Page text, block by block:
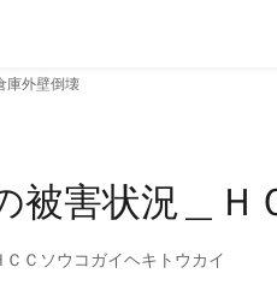
庫外壁倒壊
被害状況＿Ｈ
Ｃソウコガイヘキトウカイ